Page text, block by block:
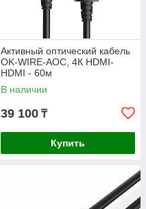
Активный оптический кабель
OK-WIRE-AOC, 4К HDMI-
HDMI - 60м
В наличии
39 100 ₸
Купить